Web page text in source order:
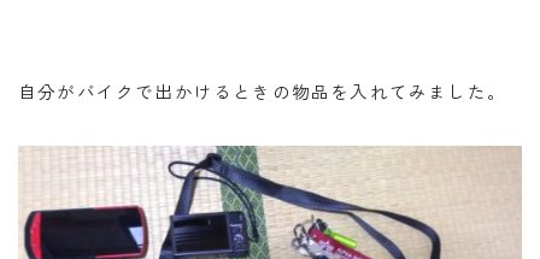
自分がバイクで出かけるときの物品を入れてみました。